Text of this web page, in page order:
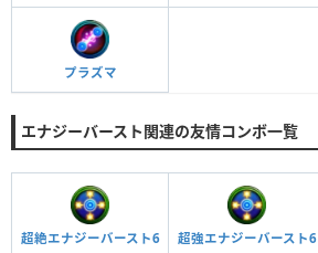
プラズマ
エナジーバースト関連の友情コンボ一覧
超絶エナジーバースト6 超強エナジーバースト6